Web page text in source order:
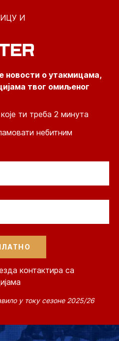
И
новости о утакмицама,
твог омиљеног
ти треба 2 минута
небитним
контактира са
у току сезоне 2025/26